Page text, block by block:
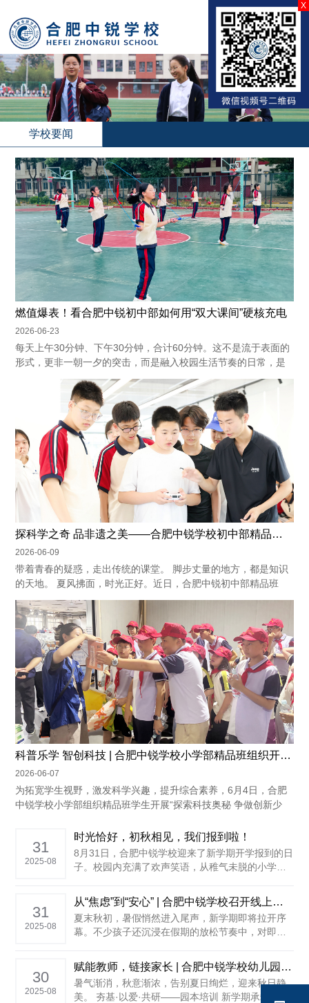
X
学校要闻
燃值爆表！看合肥中锐初中部如何用“双大课间”硬核充电
2026-06-23
每天上午30分钟、下午30分钟，合计60分钟。这不是流于表面的
形式，更非一朝一夕的突击，而是融入校园生活节奏的日常，是
最自然的节律。 ...
探科学之奇 品非遗之美——合肥中锐学校初中部精品班开展科学探究实践活动
2026-06-09
带着青春的疑惑，走出传统的课堂。 脚步丈量的地方，都是知识
的天地。 夏风拂面，时光正好。近日，合肥中锐初中部精品班
学...
科普乐学 智创科技 | 合肥中锐学校小学部精品班组织开展科学探究实践活动
2026-06-07
为拓宽学生视野，激发科学兴趣，提升综合素养，6月4日，合肥
中锐学校小学部组织精品班学生开展“探索科技奥秘 争做创新少
31
2025-08
时光恰好，初秋相见，我们报到啦！
8月31日，合肥中锐学校迎来了新学期开学报到的日
子。校园内充满了欢声笑语，从稚气未脱的小学生
憧憬与希望重返中锐校园，宁静了一个盛夏的学校
再次焕发出蓬勃的生机与活力。 小学部：暖心相
伴，全新起航 ......
31
2025-08
从“焦虑”到“安心” | 合肥中锐学校召开线上开学心理讲座
夏末秋初，暑假悄然进入尾声，新学期即将拉开序
幕。不少孩子还沉浸在假期的放松节奏中，对即将
普遍面临“如何有效引导孩子”的难题。 为此，我校
于开学前召开线上心理健康讲座，讲座以“翻越你的
浪浪山，新学期勇敢出发”为主题，借助近期热......
30
2025-08
赋能教师，链接家长 | 合肥中锐学校幼儿园全方位做好园本培训及家长会工作
暑气渐消，秋意渐浓，告别夏日绚烂，迎来秋日静
美。 夯基·以爱·共研——园本培训 新学期承载着新